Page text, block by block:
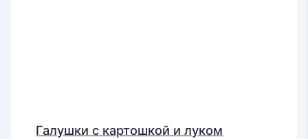
Галушки с картошкой и луком